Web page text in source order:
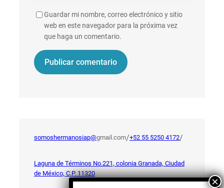
Guardar mi nombre, correo electrónico y sitio
web en este navegador para la próxima vez
que haga un comentario.
somoshermanosiap@gmail.com/+52 55 5250 4172/
Laguna de Términos No.221, colonia Granada, Ciudad
de México, C.P. 11320